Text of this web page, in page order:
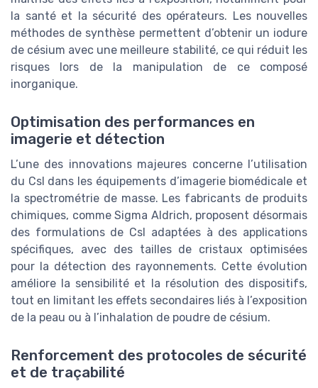
la santé et la sécurité des opérateurs. Les nouvelles
méthodes de synthèse permettent d’obtenir un iodure
de césium avec une meilleure stabilité, ce qui réduit les
risques lors de la manipulation de ce composé
inorganique.
Optimisation des performances en
imagerie et détection
L’une des innovations majeures concerne l’utilisation
du CsI dans les équipements d’imagerie biomédicale et
la spectrométrie de masse. Les fabricants de produits
chimiques, comme Sigma Aldrich, proposent désormais
des formulations de CsI adaptées à des applications
spécifiques, avec des tailles de cristaux optimisées
pour la détection des rayonnements. Cette évolution
améliore la sensibilité et la résolution des dispositifs,
tout en limitant les effets secondaires liés à l’exposition
de la peau ou à l’inhalation de poudre de césium.
Renforcement des protocoles de sécurité
et de traçabilité